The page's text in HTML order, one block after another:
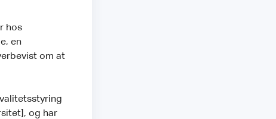
hos
en
om at
og har